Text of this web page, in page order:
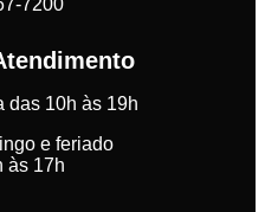
7200
das 10h às 19h
e feriado
às 17h